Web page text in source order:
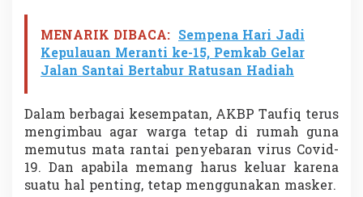
MENARIK DIBACA: Sempena Hari Jadi
Kepulauan Meranti ke-15, Pemkab Gelar
Jalan Santai Bertabur Ratusan Hadiah
Dalam berbagai kesempatan, AKBP Taufiq terus
mengimbau agar warga tetap di rumah guna
memutus mata rantai penyebaran virus Covid-
19. Dan apabila memang harus keluar karena
suatu hal penting, tetap menggunakan masker.